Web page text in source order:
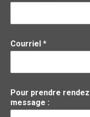
Courriel *
Pour prendre
message :